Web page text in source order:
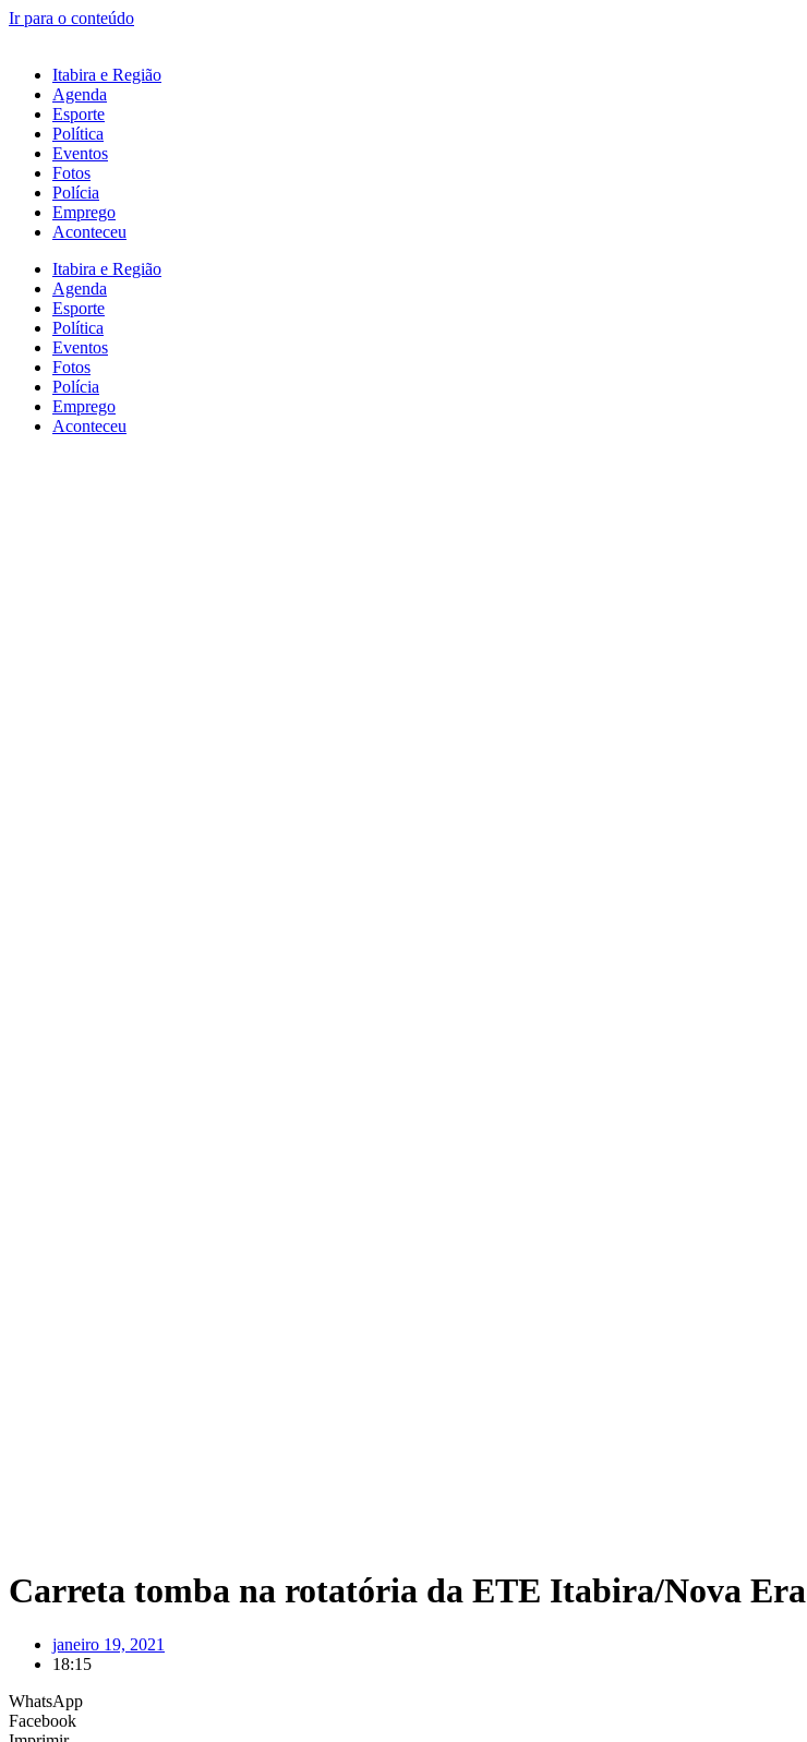
Ir para o conteúdo
Itabira e Região
Agenda
Esporte
Política
Eventos
Fotos
Polícia
Emprego
Aconteceu
Itabira e Região
Agenda
Esporte
Política
Eventos
Fotos
Polícia
Emprego
Aconteceu
Carreta tomba na rotatória da ETE Itabira/Nova Era
janeiro 19, 2021
18:15
WhatsApp
Facebook